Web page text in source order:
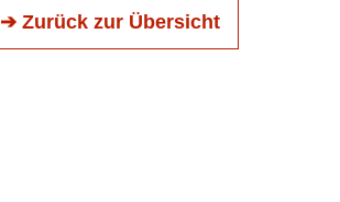
➔ Zurück zur Übersicht